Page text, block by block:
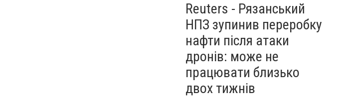
Reuters - Рязанський
НПЗ зупинив переробку
нафти після атаки
дронів: може не
працювати близько
двох тижнів